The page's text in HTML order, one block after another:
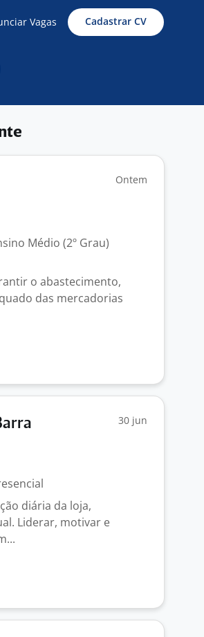
Vagas Cadastrar CV
Ontem
Médio (2º Grau)
o abastecimento,
das mercadorias
30 jun
diária da loja,
Liderar, motivar e